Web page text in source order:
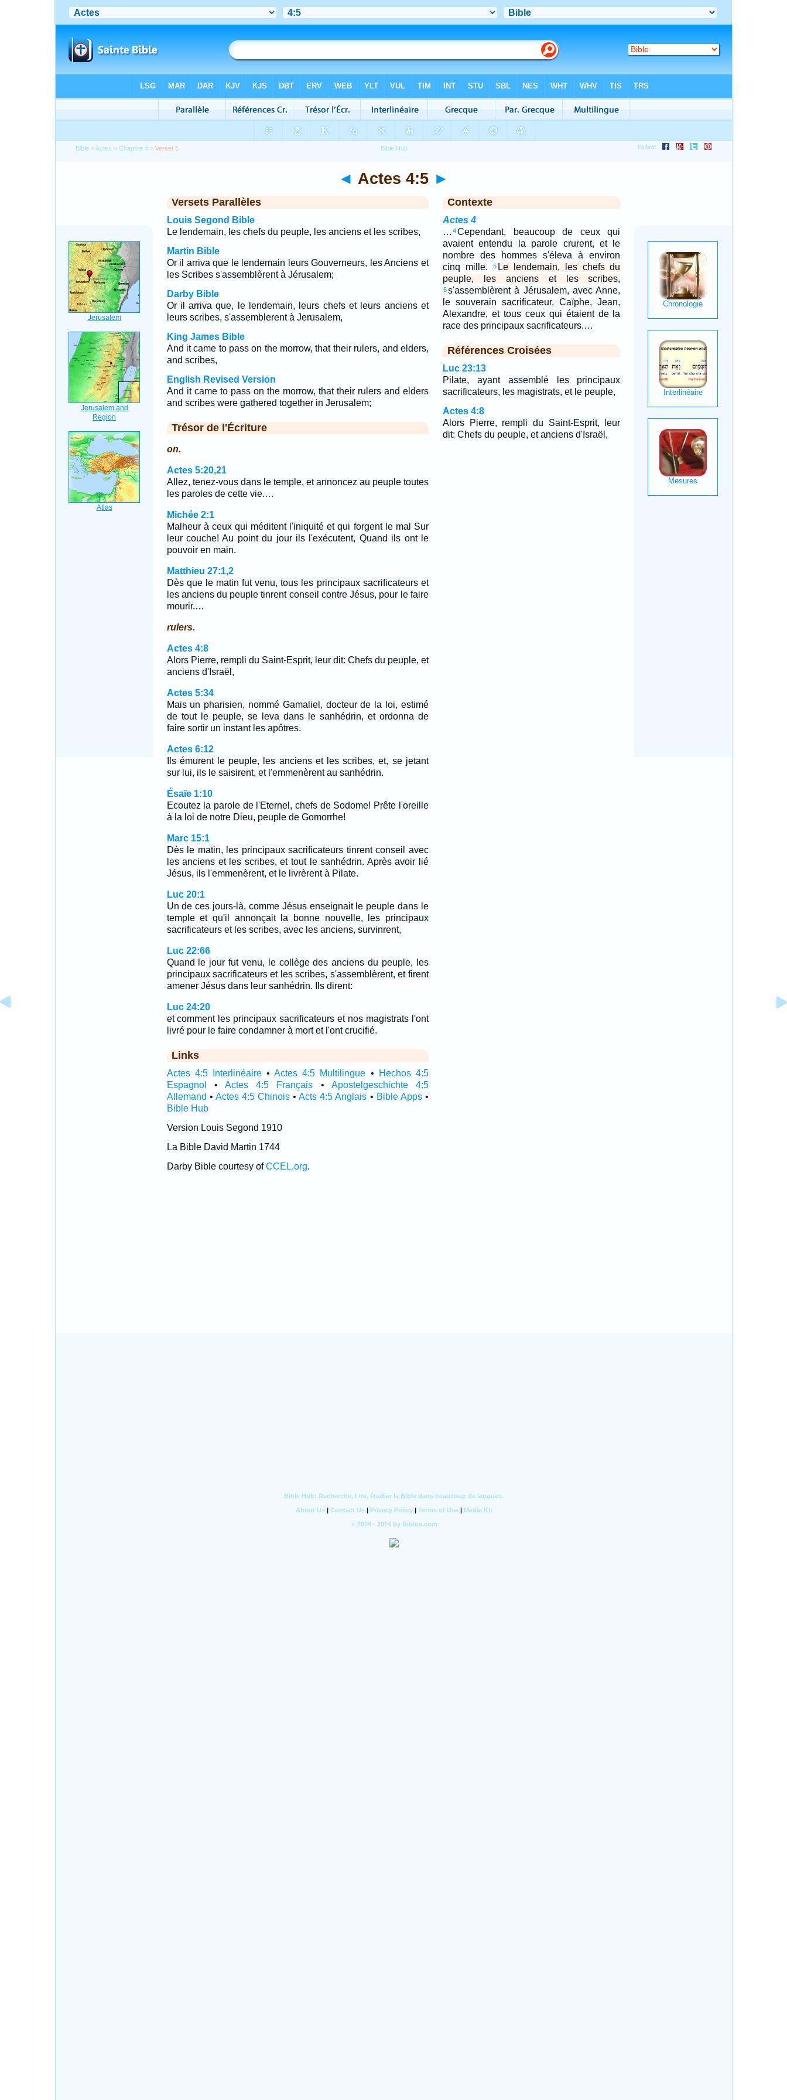
Bible >Actes >Chapitre 4 > Verset 5
◄ Actes 4:5 ►
Versets Parallèles
Louis Segond Bible
Le lendemain, les chefs du peuple, les anciens et les scribes,
Martin Bible
Or il arriva que le lendemain leurs Gouverneurs, les Anciens et
les Scribes s'assemblèrent à Jérusalem;
Darby Bible
Or il arriva que, le lendemain, leurs chefs et leurs anciens et
leurs scribes, s'assemblerent à Jerusalem,
King James Bible
And it came to pass on the morrow, that their rulers, and elders,
and scribes,
English Revised Version
And it came to pass on the morrow, that their rulers and elders
and scribes were gathered together in Jerusalem;
Trésor de l'Écriture
on.
Actes 5:20,21
Allez, tenez-vous dans le temple, et annoncez au peuple toutes
les paroles de cette vie.…
Michée 2:1
Malheur à ceux qui méditent l'iniquité et qui forgent le mal Sur
leur couche! Au point du jour ils l'exécutent, Quand ils ont le
pouvoir en main.
Matthieu 27:1,2
Dès que le matin fut venu, tous les principaux sacrificateurs et
les anciens du peuple tinrent conseil contre Jésus, pour le faire
mourir.…
rulers.
Actes 4:8
Alors Pierre, rempli du Saint-Esprit, leur dit: Chefs du peuple, et
anciens d'Israël,
Actes 5:34
Mais un pharisien, nommé Gamaliel, docteur de la loi, estimé
de tout le peuple, se leva dans le sanhédrin, et ordonna de
faire sortir un instant les apôtres.
Actes 6:12
Ils émurent le peuple, les anciens et les scribes, et, se jetant
sur lui, ils le saisirent, et l'emmenèrent au sanhédrin.
Ésaïe 1:10
Ecoutez la parole de l'Eternel, chefs de Sodome! Prête l'oreille
à la loi de notre Dieu, peuple de Gomorrhe!
Marc 15:1
Dès le matin, les principaux sacrificateurs tinrent conseil avec
les anciens et les scribes, et tout le sanhédrin. Après avoir lié
Jésus, ils l'emmenèrent, et le livrèrent à Pilate.
Luc 20:1
Un de ces jours-là, comme Jésus enseignait le peuple dans le
temple et qu'il annonçait la bonne nouvelle, les principaux
sacrificateurs et les scribes, avec les anciens, survinrent,
Luc 22:66
Quand le jour fut venu, le collège des anciens du peuple, les
principaux sacrificateurs et les scribes, s'assemblèrent, et firent
amener Jésus dans leur sanhédrin. Ils dirent:
Luc 24:20
et comment les principaux sacrificateurs et nos magistrats l'ont
livré pour le faire condamner à mort et l'ont crucifié.
Links
Actes 4:5 Interlinéaire•Actes 4:5 Multilingue •
Hechos 4:5
Espagnol
• Actes 4:5 Français • Apostelgeschichte 4:5
Allemand • Actes 4:5 Chinois•Acts 4:5 Anglais • Bible Apps•
Bible Hub
Version Louis Segond 1910
La Bible David Martin 1744
Darby Bible courtesy ofCCEL.org.
Contexte
Actes 4
… 4Cependant, beaucoup de ceux qui
avaient entendu la parole crurent, et le
nombre des hommes s'éleva à environ
cinq mille.
5 Le lendemain, les chefs du
peuple, les anciens et les scribes,
6s'assemblèrent à Jérusalem, avec Anne,
le souverain sacrificateur, Caïphe, Jean,
Alexandre, et tous ceux qui étaient de la
race des principaux sacrificateurs.…
Références Croisées
Luc 23:13
Pilate, ayant assemblé les principaux
sacrificateurs, les magistrats, et le peuple,
Actes 4:8
Alors Pierre, rempli du Saint-Esprit, leur
dit: Chefs du peuple, et anciens d'Israël,